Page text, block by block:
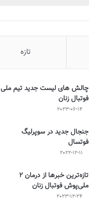
تازه
چالش هاى ليست جدید تيم ملى
فوتبال زنان
2023-06-14
جنجال جدید در سوپرلیگ
فوتسال
2022-12-11
تازه‌ترین خبرها از درمان ۲
ملی‌پوش فوتبال زنان
2023-12-24